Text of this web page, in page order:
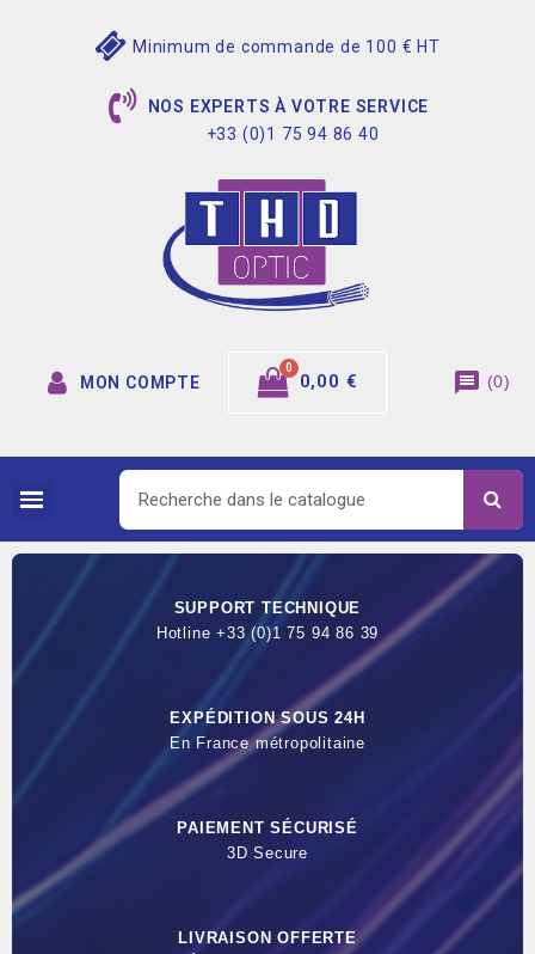
Minimum de commande de 100 € HT
NOS EXPERTS À VOTRE SERVICE
+33 (0)1 75 94 86 40
MON COMPTE 0,00 € message (0)
SUPPORT TECHNIQUE
Hotline +33 (0)1 75 94 86 39
EXPÉDITION SOUS 24H
En France métropolitaine
PAIEMENT SÉCURISÉ
3D Secure
LIVRAISON OFFERTE